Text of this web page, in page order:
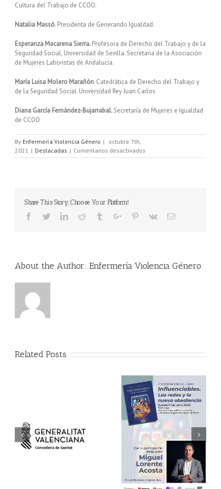
Cultura del Trabajo de CCOO.
Natalia Massó. Presidenta de Generando Igualdad.
Esperanza Macarena Sierra.Profesora de Derecho del Trabajo y de la
Seguridad Social, Universidad de Sevilla. Secretaria de la Asociación
de Mujeres Laboristas de Andalucía.
María Luisa Molero Marañón. Catedrática de Derecho del Trabajo y
de la Seguridad Social. Universidad Rey Juan Carlos
Diana García Fernández-Bujarrabal.Secretaría de Mujeres e Igualdad
de CCOO
By Enfermería Violencia Género |
octubre 7th,
2021 | Destacadas | Comentarios desactivados
Share This Story, Choose Your Platform!
About the Author: Enfermería Violencia Género
Related Posts
11 de junio:
presentación del libro
“Influenciables. Las redes
Curso online gratuito
“Violencia de género y
salud mental”
organizado por